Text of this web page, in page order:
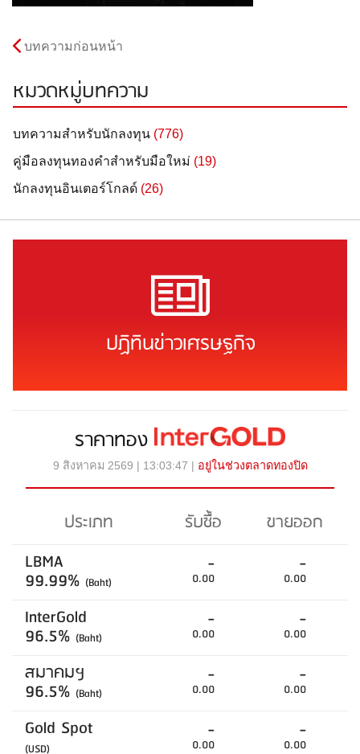
บทความก่อนหน้า
หมวดหมู่บทความ
บทความสำหรับนักลงทุน (776)
คู่มือลงทุนทองคำสำหรับมือใหม่ (19)
นักลงทุนอินเตอร์โกลด์ (26)
ปฏิทินข่าวเศรษฐกิจ
ราคาทอง
9 สิงหาคม 2569 | 13:03:47 | อยู่ในช่วงตลาดทองปิด
ประเภท รับซื้อ
ขายออก
LBMA
99.99% (Baht)
-
0.00
-
0.00
InterGold
96.5% (Baht)
-
0.00
-
0.00
สมาคมฯ
96.5% (Baht)
-
0.00
-
0.00
Gold Spot
(USD)
-
0.00
-
0.00